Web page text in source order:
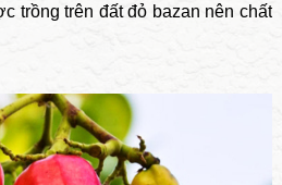
trồng trên đất đỏ bazan nên chất